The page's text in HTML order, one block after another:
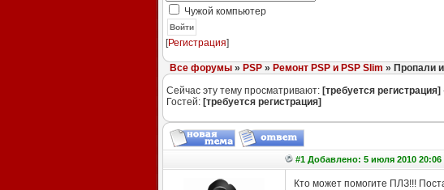
Чужой компьютер
Войти
[Регистрация]
Все форумы» PSP» Ремонт PSP и PSP Slim » Пропали
Сейчас эту тему просматривают: [требуется регистрация]
Гостей: [требуется регистрация]
#1 Добавлено: 5 июля 2010 20:06
Кто может помогите ПЛЗ!!!